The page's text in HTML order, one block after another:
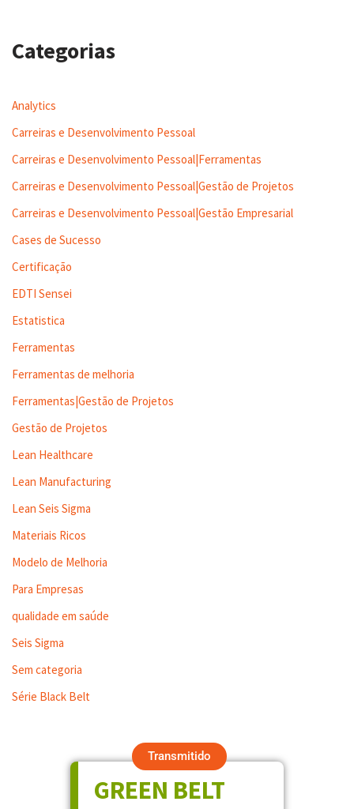
Categorias
Analytics
Carreiras e Desenvolvimento Pessoal
Carreiras e Desenvolvimento Pessoal|Ferramentas
Carreiras e Desenvolvimento Pessoal|Gestão de Projetos
Carreiras e Desenvolvimento Pessoal|Gestão Empresarial
Cases de Sucesso
Certificação
EDTI Sensei
Estatistica
Ferramentas
Ferramentas de melhoria
Ferramentas|Gestão de Projetos
Gestão de Projetos
Lean Healthcare
Lean Manufacturing
Lean Seis Sigma
Materiais Ricos
Modelo de Melhoria
Para Empresas
qualidade em saúde
Seis Sigma
Sem categoria
Série Black Belt
Transmitido
GREEN BELT